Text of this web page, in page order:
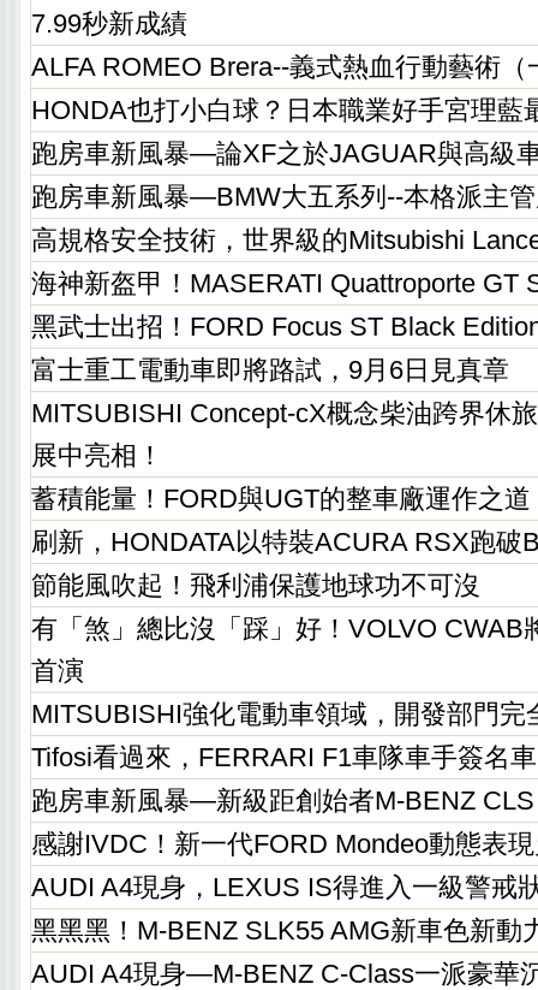
7.99秒新成績
ALFA ROMEO Brera--義式熱血行動藝術（
HONDA也打小白球？日本職業好手宮理藍
跑房車新風暴—論XF之於JAGUAR與高級
跑房車新風暴—BMW大五系列--本格派主
高規格安全技術，世界級的Mitsubishi
海神新盔甲！MASERATI Quattroporte GT
黑武士出招！FORD Focus ST Black
富士重工電動車即將路試，9月6日見真章
MITSUBISHI Concept-cX概念柴油跨界休
展中亮相！
蓄積能量！FORD與UGT的整車廠運作之道
刷新，HONDATA以特裝ACURA RSX跑破
節能風吹起！飛利浦保護地球功不可沒
有「煞」總比沒「踩」好！VOLVO CWAB
首演
MITSUBISHI強化電動車領域，開發部門完
Tifosi看過來，FERRARI F1車隊車手簽名
跑房車新風暴—新級距創始者M-BENZ CLS
感謝IVDC！新一代FORD Mondeo動態表
AUDI A4現身，LEXUS IS得進入一級警戒
黑黑黑！M-BENZ SLK55 AMG新車色新動
AUDI A4現身—M-BENZ C-Class一派豪華